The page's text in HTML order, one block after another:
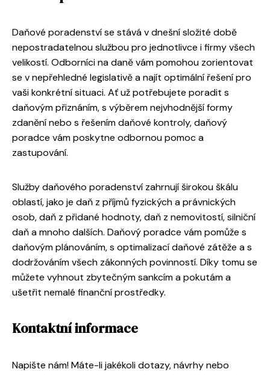
Daňové poradenství se stává v dnešní složité době
nepostradatelnou službou pro jednotlivce i firmy všech
velikostí. Odborníci na daně vám pomohou zorientovat
se v nepřehledné legislativě a najít optimální řešení pro
vaši konkrétní situaci. Ať už potřebujete poradit s
daňovým přiznáním, s výběrem nejvhodnější formy
zdanění nebo s řešením daňové kontroly, daňový
poradce vám poskytne odbornou pomoc a
zastupování.
Služby daňového poradenství zahrnují širokou škálu
oblastí, jako je daň z příjmů fyzických a právnických
osob, daň z přidané hodnoty, daň z nemovitostí, silniční
daň a mnoho dalších. Daňový poradce vám pomůže s
daňovým plánováním, s optimalizací daňové zátěže a s
dodržováním všech zákonných povinností. Díky tomu se
můžete vyhnout zbytečným sankcím a pokutám a
ušetřit nemalé finanční prostředky.
Kontaktní informace
Napište nám! Máte-li jakékoli dotazy, návrhy nebo